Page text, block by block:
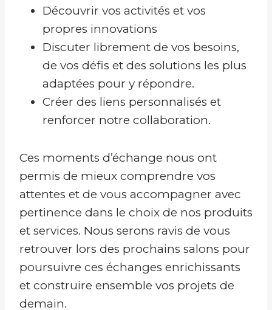
Découvrir vos activités et vos
propres innovations
Discuter librement de vos besoins,
de vos défis et des solutions les plus
adaptées pour y répondre.
Créer des liens personnalisés et
renforcer notre collaboration.
Ces moments d’échange nous ont
permis de mieux comprendre vos
attentes et de vous accompagner avec
pertinence dans le choix de nos produits
et services. Nous serons ravis de vous
retrouver lors des prochains salons pour
poursuivre ces échanges enrichissants
et construire ensemble vos projets de
demain.